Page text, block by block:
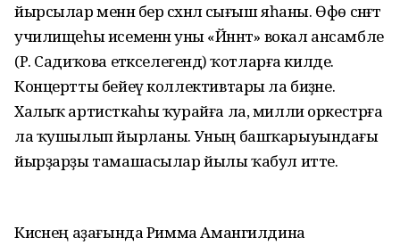
йырсылар менән бер сәхнәлә сығыш яһаны. Өфө сәнғәт
училищеһы исеменән уны «Йәннәт» вокал ансамбле
(Р. Садиҡова етәкселегендә) ҡотларға килде.
Концертты бейеү коллективтары ла биҙәне.
Халыҡ артисткаһы ҡурайға ла, милли оркестрға
ла ҡушылып йырланы. Уның башҡарыуындағы
йырҙарҙы тамашасылар йылы ҡабул итте.
Кисәнең аҙағында Римма Амангилдина